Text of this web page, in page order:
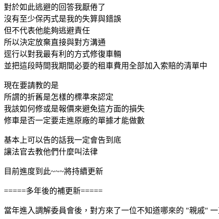
對於如此逃避的回答我厭倦了
沒有至少保丙式是我的失算與錯誤
但不代表他能夠逃避責任
所以決定放棄直接與對方溝通
逕行以對我最有利的方式修復車輛
並把這段時間我期間必要的租車費用全部加入索賠的清單中
現在要請教的是
所謂的折舊是怎樣的標準來認定
我該如何修或是報價來避免這方面的損失
修車是否一定要走進原廠的單據才能做數
基本上可以告的話我一定會告到底
讓法官去教他們什麼叫法律
目前進度到此~~~將持續更新
=====多年後的補更新=====
當年進入調解委員會後，對方來了一位不知道哪來的 "親戚"